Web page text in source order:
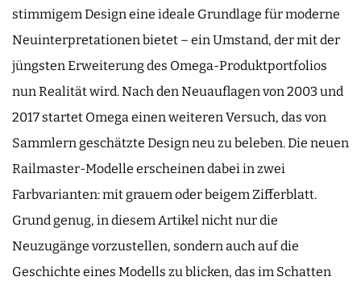
stimmigem Design eine ideale Grundlage für moderne
Neuinterpretationen bietet – ein Umstand, der mit der
jüngsten Erweiterung des Omega-Produktportfolios
nun Realität wird. Nach den Neuauflagen von 2003 und
2017 startet Omega einen weiteren Versuch, das von
Sammlern geschätzte Design neu zu beleben. Die neuen
Railmaster-Modelle erscheinen dabei in zwei
Farbvarianten: mit grauem oder beigem Zifferblatt.
Grund genug, in diesem Artikel nicht nur die
Neuzugänge vorzustellen, sondern auch auf die
Geschichte eines Modells zu blicken, das im Schatten